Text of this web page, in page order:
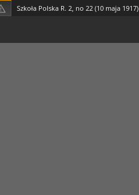
Szkoła Polska R. 2, no 22 (10 maja 1917)